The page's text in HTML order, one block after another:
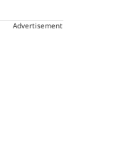
Advertisement